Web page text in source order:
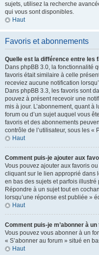
sujets, utilisez la recherche
qui vous sont disponibles.
Haut
Favoris et abonnements
Quelle est la différence entre les
Dans phpBB 3.0, la fonctionnalité
favoris était similaire à celle
receviez aucune notification
Dans phpBB 3.3, les favoris sont
pouvez à présent recevoir une
mis à jour. L’abonnement, quant à
forum ou d’un sujet auquel vous
favoris et des abonnements
contrôle de l’utilisateur, sous les «
Haut
Comment puis-je ajouter aux
Vous pouvez ajouter aux favoris
cliquant sur le lien approprié dans
en bas des sujets et parfois illustré
Répondre à un sujet tout en
lorsqu’une réponse est publiée »
Haut
Comment puis-je m’abonner à
Vous pouvez vous abonner à un
« S’abonner au forum » situé en
Haut